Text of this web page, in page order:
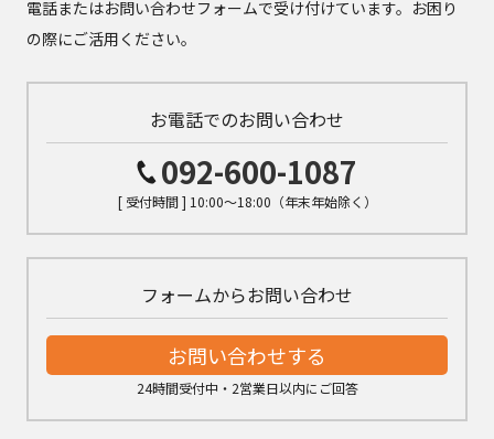
電話またはお問い合わせフォームで受け付けています。お困り
の際にご活用ください。
お電話でのお問い合わせ
092-600-1087
[ 受付時間 ] 10:00～18:00（年末年始除く）
フォームからお問い合わせ
お問い合わせする
24時間受付中・2営業日以内にご回答